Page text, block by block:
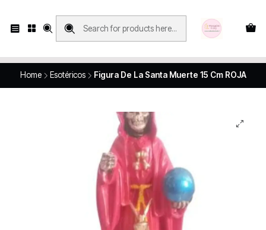
Home Esotéricos Figura De La Santa Muerte 15 Cm ROJA